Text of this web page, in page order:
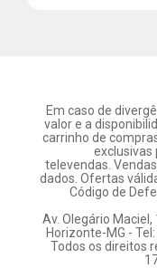
Em caso de
valor e a
carrinho de
exclusivas
televendas.
dados. Ofertas
Código de
Av. Olegário Maciel,
Horizonte-MG -
Todos os direitos